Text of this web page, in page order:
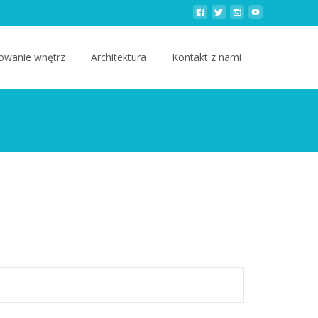
wnętrz Architektura Kontakt z nami